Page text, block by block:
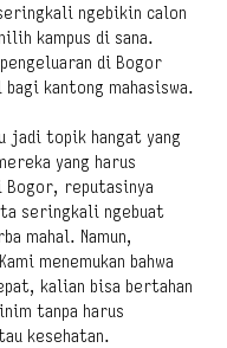
ngebikin calon
kampus di sana.
di Bogor
bagi kantong mahasiswa.
jadi topik hangat yang
yang harus
Bogor, reputasinya
seringkali ngebuat
mahal. Namun,
menemukan bahwa
kalian bisa bertahan
tanpa harus
kesehatan.